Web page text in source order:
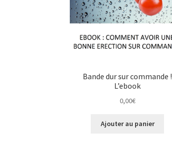
Bande dur sur commande !
L’ebook
0,00€
Ajouter au panier